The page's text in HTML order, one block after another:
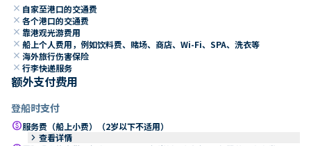
close 自家至港口的交通费
close 各个港口的交通费
close 靠港观光游费用
close 船上个人费用，例如饮料费、赌场、商店、Wi-Fi、SPA、洗衣等
close 海外旅行伤害保险
close 行李快递服务
额外支付费用
登船时支付
paid服务费（船上小费）（2岁以下不适用）
keyboard_arrow_right 查看详情